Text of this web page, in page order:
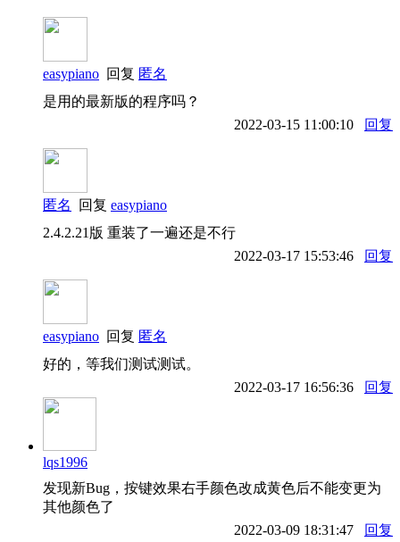
easypiano 回复 匿名
是用的最新版的程序吗？
2022-03-15 11:00:10
回复
匿名 回复 easypiano
2.4.2.21版 重装了一遍还是不行
2022-03-17 15:53:46
回复
easypiano 回复 匿名
好的，等我们测试测试。
2022-03-17 16:56:36
回复
lqs1996
发现新Bug，按键效果右手颜色改成黄色后不能变更为
其他颜色了
2022-03-09 18:31:47
回复